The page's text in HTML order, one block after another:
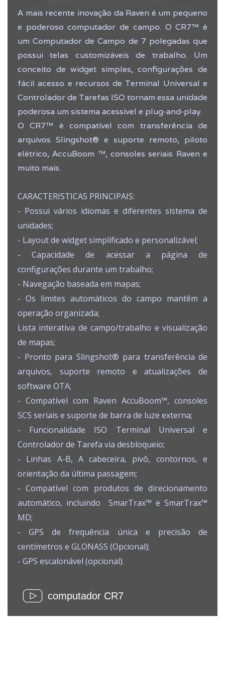
A mais recente inovação da Raven é um pequeno
e poderoso computador de campo. O CR7™ é
um Computador de Campo de 7 polegadas que
possui telas customizáveis de trabalho. Um
conceito de widget simples, configurações de
fácil acesso e recursos de Terminal Universal e
Controlador de Tarefas ISO tornam essa unidade
poderosa um sistema acessível e plug-and-play.
O CR7™ é compatível com transferência de
arquivos Slingshot® e suporte remoto, piloto
elétrico, AccuBoom ™, consoles seriais Raven e
muito mais.
CARACTERISTICAS PRINCIPAIS:
- Possui vários idiomas e diferentes sistema de
unidades;
- Layout de widget simplificado e personalizável;
- Capacidade de acessar a página de
configurações durante um trabalho;
- Navegação baseada em mapas;
- Os limites automáticos do campo mantêm a
operação organizada;
Lista interativa de campo/trabalho e visualização
de mapas;
- Pronto para Slingshot® para transferência de
arquivos, suporte remoto e atualizações de
software OTA;
- Compatível com Raven AccuBoom™, consoles
SCS seriais e suporte de barra de luze externa;
- Funcionalidade ISO Terminal Universal e
Controlador de Tarefa via desbloqueio;
- Linhas A-B, A cabeceira, pivô, contornos, e
orientação da última passagem;
- Compatível com produtos de direcionamento
automático, incluindo SmarTrax™ e SmarTrax™
MD;
- GPS de frequência única e precisão de
centímetros e GLONASS (Opcional);
- GPS escalonável (opcional).
computador CR7